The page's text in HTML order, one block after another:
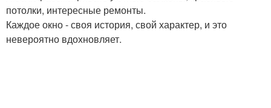
потолки, интересные ремонты.
Каждое окно - своя история, свой характер, и это
невероятно вдохновляет.